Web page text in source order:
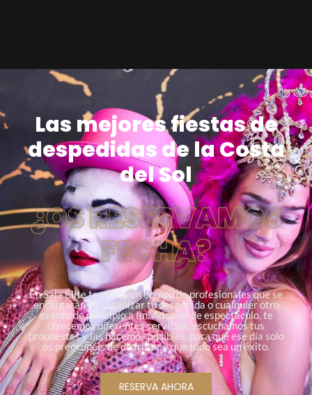
Las mejores fiestas de
despedidas de la Costa
del Sol
¿OS RESERVAMOS
FECHA?
En Sala Élite tenemos un equipo de profesionales que se
encargarán de organizar tu despedida o cualquier otro
evento de principio a fin. Además de espectáculo, te
ofrecemos diferentes servicios, escuchamos tus
propuestas y las hacemos posibles, para que ese día solo
os preocupéis de disfrutar y que todo sea un éxito.
RESERVA AHORA